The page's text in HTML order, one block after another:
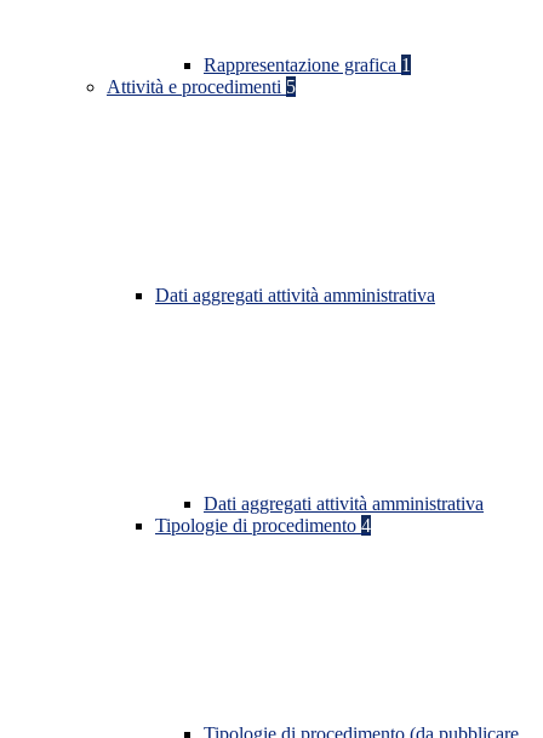
Rappresentazione grafica 1
Attività e procedimenti 5
Dati aggregati attività amministrativa
Dati aggregati attività amministrativa
Tipologie di procedimento 4
Tipologie di procedimento (da pubblicare